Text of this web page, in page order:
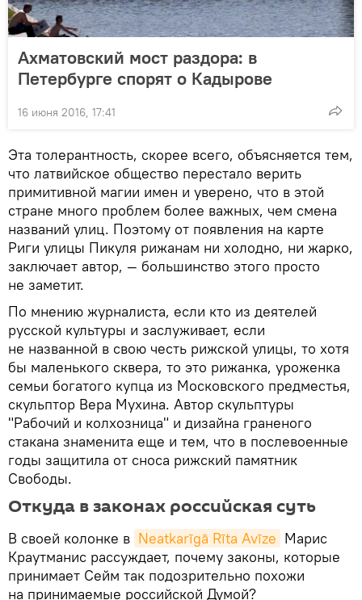
Ахматовский мост раздора: в
Петербурге спорят о Кадырове
16 июня 2016, 17:41
Эта толерантность, скорее всего, объясняется тем,
что латвийское общество перестало верить
примитивной магии имен и уверено, что в этой
стране много проблем более важных, чем смена
названий улиц. Поэтому от появления на карте
Риги улицы Пикуля рижанам ни холодно, ни жарко,
заключает автор, — большинство этого просто
не заметит.
По мнению журналиста, если кто из деятелей
русской культуры и заслуживает, если
не названной в свою честь рижской улицы, то хотя
бы маленького сквера, то это рижанка, уроженка
семьи богатого купца из Московского предместья,
скульптор Вера Мухина. Автор скульптуры
"Рабочий и колхозница" и дизайна граненого
стакана знаменита еще и тем, что в послевоенные
годы защитила от сноса рижский памятник
Свободы.
Откуда в законах российская суть
В своей колонке в Neatkarīgā Rīta Avīze Марис
Краутманис рассуждает, почему законы, которые
принимает Сейм так подозрительно похожи
на принимаемые российской Думой?